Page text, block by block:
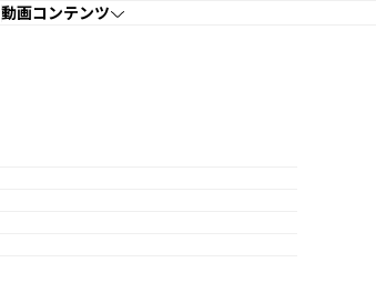
動画コンテンツ